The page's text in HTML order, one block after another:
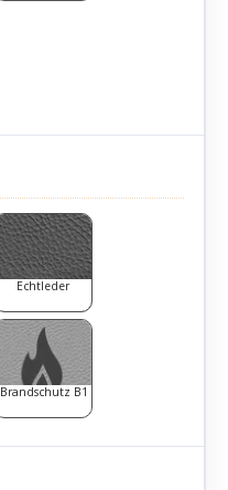
Echtleder
Brandschutz B1